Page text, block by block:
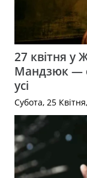
27 квітня у
Мандзюк —
усі
Субота, 25